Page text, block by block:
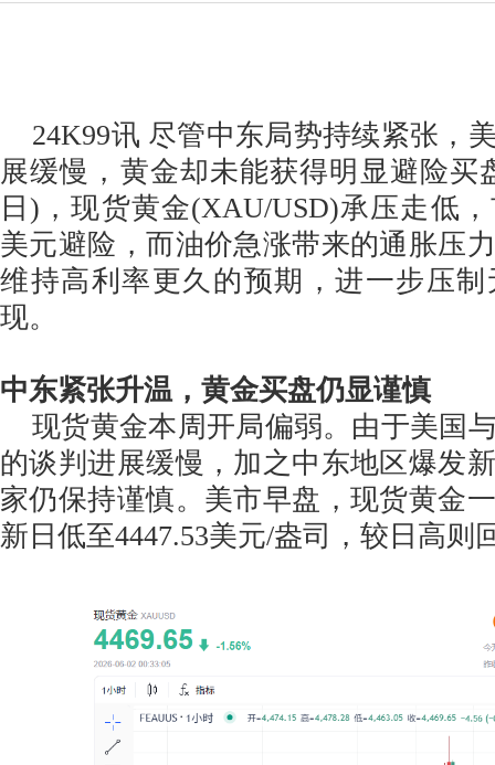
24K99讯 尽管中东局势持续紧张，
展缓慢，黄金却未能获得明显避险买
日)，现货黄金(XAU/USD)承压走低
美元避险，而油价急涨带来的通胀压
维持高利率更久的预期，进一步压
现。
中东紧张升温，黄金买盘仍显谨慎
现货黄金本周开局偏弱。由于美国
的谈判进展缓慢，加之中东地区爆发
家仍保持谨慎。美市早盘，现货黄金
新日低至4447.53美元/盎司，较日高则